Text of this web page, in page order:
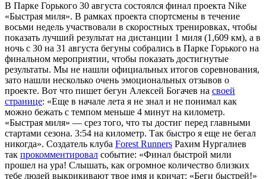
В Парке Горького 30 августа состоялся финал проекта Nike
«Быстрая миля». В рамках проекта спортсмены в течение
восьми недель участвовали в скоростных тренировках, чтобы
показать лучший результат на дистанции 1 миля (1,609 км), а в
ночь с 30 на 31 августа бегуны собрались в Парке Горького на
финальном мероприятии, чтобы показать достигнутые
результаты. Мы не нашли официальных итогов соревнования,
зато нашли несколько очень эмоциональных отзывов о
проекте. Вот что пишет бегун Алексей Богачев на своей
странице: «Еще в начале лета я не знал и не понимал как
можно бежать с темпом меньше 4 минут на километр.
«Быстрая миля» — срез того, что ты достиг перед главными
стартами сезона. 3:54 на километр. Так быстро я еще не бегал
никогда». Создатель клуба Forest Runners Рахим Нургалиев
так прокомментировал событие: «Финал быстрой мили
прошел на ура! Слышать, как огромное количество близких
тебе людей выкрикивают твое имя и кричат: «Беги быстрей!»